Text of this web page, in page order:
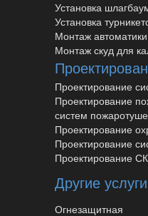
Установка
Установка
Монтаж
Монтаж скуд для
Проектирование
Проектирование
систем
Проектирование
Проектирование
Проектирование
Другие
Огнезащитная